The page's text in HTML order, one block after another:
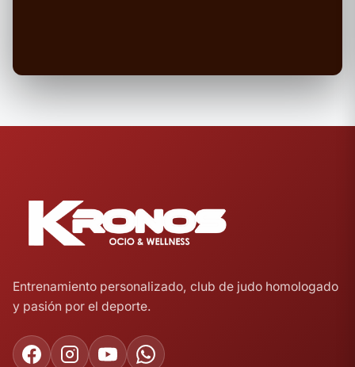
Entrenamiento personalizado, club de judo homologado
y pasión por el deporte.